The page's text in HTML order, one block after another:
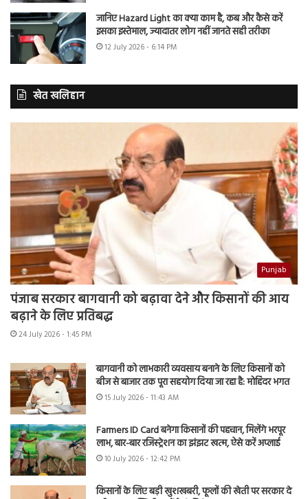
जानिए Hazard Light का क्या काम है, कब और कैसे करें
इसका इस्तेमाल, ज्यादातर लोग नहीं जानते सही तरीका
12 July 2026 - 6:14 PM
खेत खलिहान
Punjab
पंजाब सरकार बागवानी को बढ़ावा देने और किसानों की आय
बढ़ाने के लिए प्रतिबद्ध
24 July 2026 - 1:45 PM
बागवानी को लाभकारी व्यवसाय बनाने के लिए किसानों को
बीज से बाजार तक पूरा सहयोग दिया जा रहा है: मोहिंदर भगत
15 July 2026 - 11:43 AM
Farmers ID Card बनेगा किसानों की पहचान, मिलेंगे भरपूर
लाभ, बार-बार रजिस्ट्रेशन का झंझट खत्म, ऐसे करें अप्लाई
10 July 2026 - 12:42 PM
किसानों के लिए बड़ी खुशखबरी, फूलों की खेती पर सरकार दे